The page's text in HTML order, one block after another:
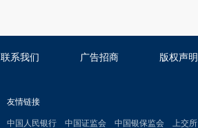
联系我们 广告招商 版权声明
友情链接
中国人民银行 中国证监会 中国银保监会 上交所